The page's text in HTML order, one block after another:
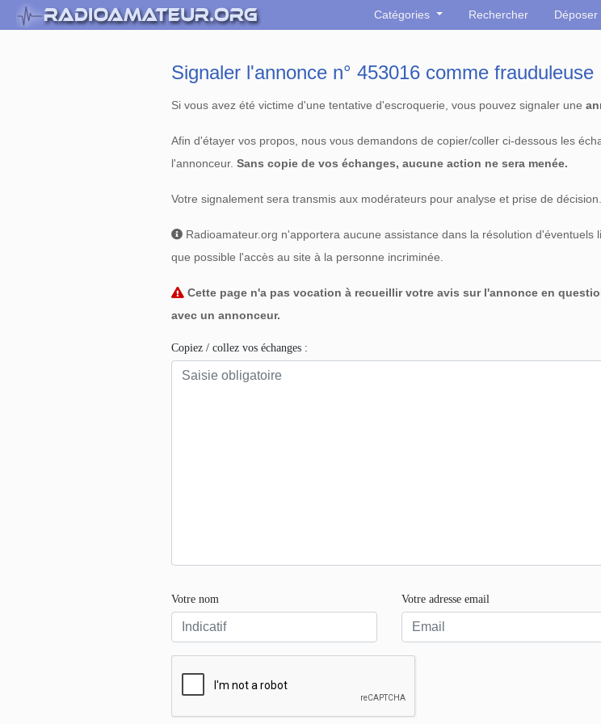
Catégories Rechercher Déposer
Signaler l'annonce n° 453016 comme frauduleuse
Si vous avez été victime d'une tentative d'escroquerie, vous pouvez signaler une
Afin d'étayer vos propos, nous vous demandons de copier/coller ci-dessous les
l'annonceur. Sans copie de vos échanges, aucune action ne sera menée.
Votre signalement sera transmis aux modérateurs pour analyse et prise de décision.
Radioamateur.org n'apportera aucune assistance dans la résolution d'éventuels
que possible l'accès au site à la personne incriminée.
Cette page n'a pas vocation à recueillir votre avis sur l'annonce en
avec un annonceur.
Copiez / collez vos échanges :
Votre nom Votre adresse email